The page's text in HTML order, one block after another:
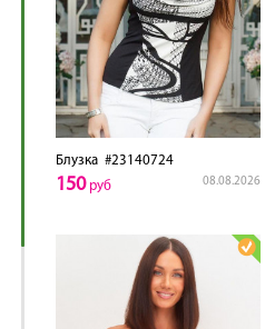
Блузка #23140724
08.08.2026
150руб